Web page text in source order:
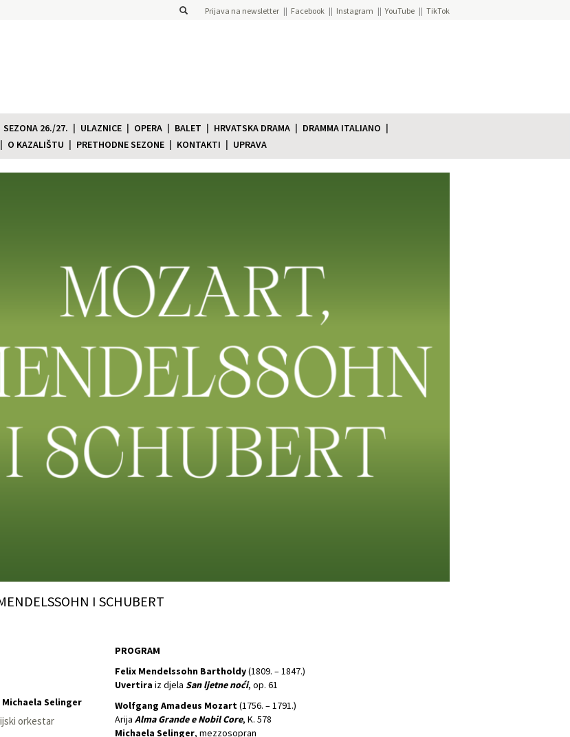
Prijava na newsletter Facebook Instagram YouTube TikTok
SEZONA 26./27. ULAZNICE OPERA BALET HRVATSKA DRAMA
DRAMMA ITALIANO
O KAZALIŠTU PRETHODNE SEZONE KONTAKTI UPRAVA
I SCHUBERT
Michaela Selinger
orkestar
PROGRAM
Felix Mendelssohn Bartholdy(1809. – 1847.)
Uvertira iz djela San ljetne noći, op. 61
Wolfgang Amadeus Mozart(1756. – 1791.)
Arija Alma Grande e Nobil Core, K. 578
Michaela Selinger, mezzosopran